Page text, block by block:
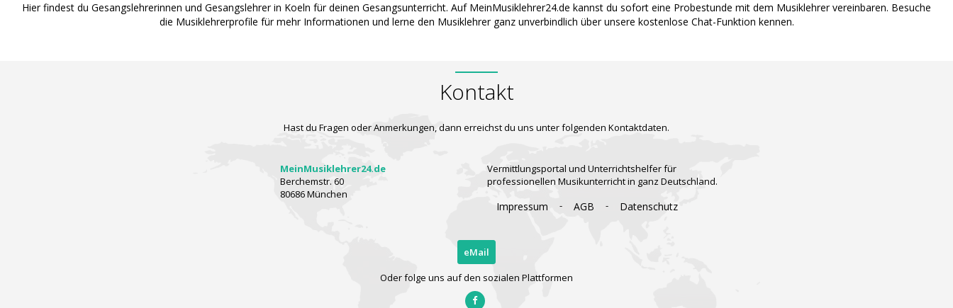
Hier findest du Gesangslehrerinnen und Gesangslehrer in Koeln für deinen Gesangsunterricht. Auf MeinMusiklehrer24.de kannst du sofort eine Probestunde mit dem Musiklehrer vereinbaren. Besuche
die Musiklehrerprofile für mehr Informationen und lerne den Musiklehrer ganz unverbindlich über unsere kostenlose Chat-Funktion kennen.
Kontakt
Hast du Fragen oder Anmerkungen, dann erreichst du uns unter folgenden Kontaktdaten.
MeinMusiklehrer24.de
Berchemstr. 60
80686 München
Vermittlungsportal und Unterrichtshelfer für
professionellen Musikunterricht in ganz Deutschland.
Impressum - AGB - Datenschutz
eMail
Oder folge uns auf den sozialen Plattformen